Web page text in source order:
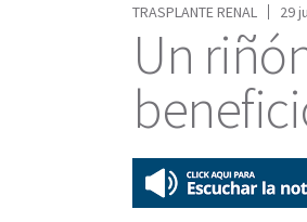
TRASPLANTE RENAL
29
Un